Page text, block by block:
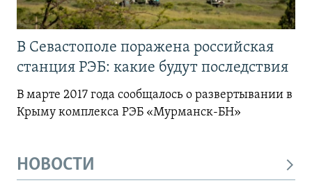
В Севастополе поражена российская
станция РЭБ: какие будут последствия
В марте 2017 года сообщалось о развертывании в
Крыму комплекса РЭБ «Мурманск-БН»
НОВОСТИ